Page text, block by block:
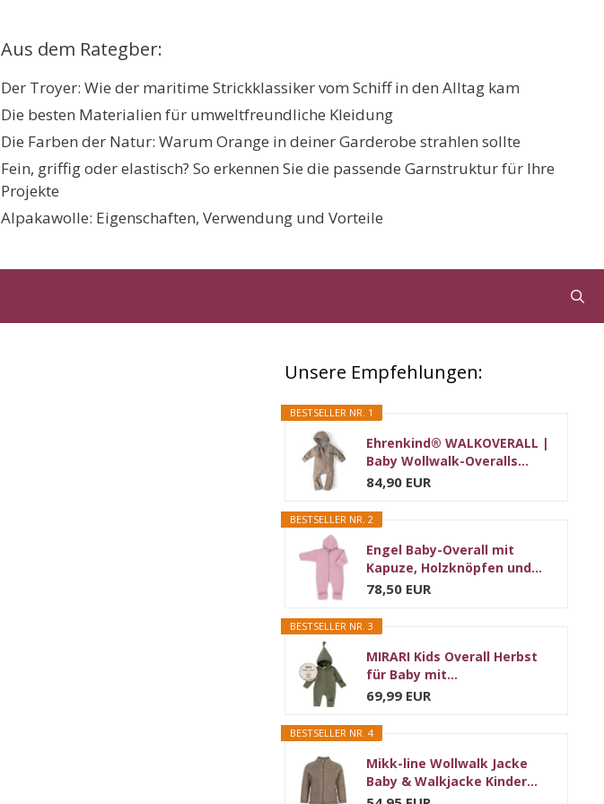
Aus dem Rategber:
Der Troyer: Wie der maritime Strickklassiker vom Schiff in den Alltag kam
Die besten Materialien für umweltfreundliche Kleidung
Die Farben der Natur: Warum Orange in deiner Garderobe strahlen sollte
Fein, griffig oder elastisch? So erkennen Sie die passende Garnstruktur für Ihre
Projekte
Alpakawolle: Eigenschaften, Verwendung und Vorteile
Unsere Empfehlungen:
BESTSELLER NR. 1
Ehrenkind® WALKOVERALL |
Baby Wollwalk-Overalls...
84,90 EUR
BESTSELLER NR. 2
Engel Baby-Overall mit
Kapuze, Holzknöpfen und...
78,50 EUR
BESTSELLER NR. 3
MIRARI Kids Overall Herbst
für Baby mit...
69,99 EUR
BESTSELLER NR. 4
Mikk-line Wollwalk Jacke
Baby & Walkjacke Kinder...